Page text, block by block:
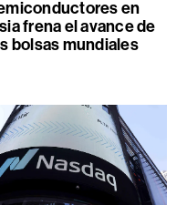
en
frena el avance de
bolsas mundiales